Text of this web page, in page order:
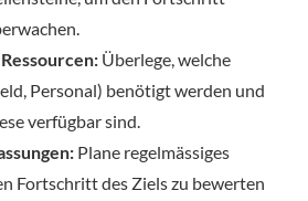
Überlege, welche
Personal) benötigt werden und
verfügbar sind.
Plane regelmässiges
Fortschritt des Ziels zu bewerten